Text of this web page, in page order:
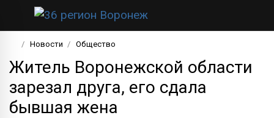
Новости Общество
Житель Воронежской области
зарезал друга, его сдала
бывшая жена